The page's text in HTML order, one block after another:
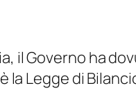
il Governo ha
laLegge di